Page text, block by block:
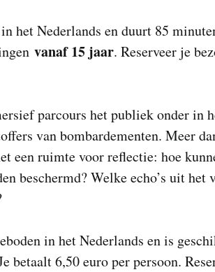
het Nederlands en duurt 85
vanaf 15 jaar. Reserveer je
parcours het publiek onder in
van bombardementen. Meer
een ruimte voor reflectie: hoe
beschermd? Welke echo’s uit het
in het Nederlands en is
betaalt 6,50 euro per persoon.